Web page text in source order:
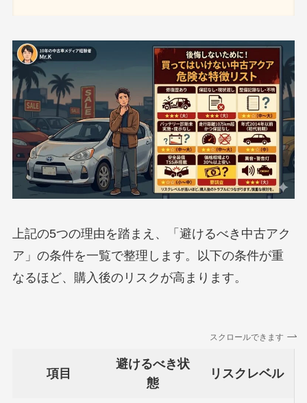
上記の5つの理由を踏まえ、「避けるべき中古アク
ア」の条件を一覧で整理します。以下の条件が重
なるほど、購入後のリスクが高まります。
スクロールできます
項目
避けるべき状
態
リスクレベル